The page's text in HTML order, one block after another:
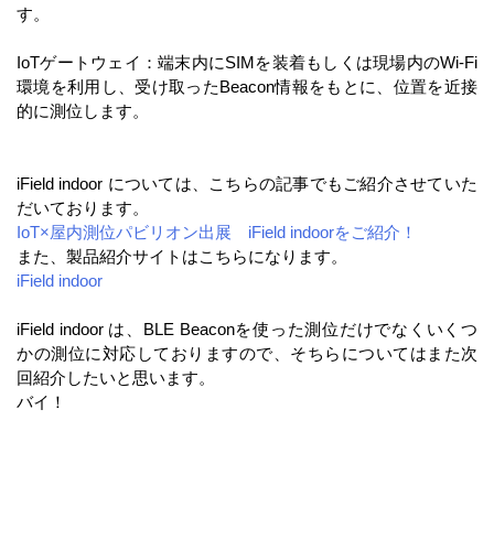
す。
IoTゲートウェイ：端末内にSIMを装着もしくは現場内のWi-Fi
環境を利用し、受け取ったBeacon情報をもとに、位置を近接
的に測位します。
iField indoor については、こちらの記事でもご紹介させていた
だいております。
IoT×屋内測位パビリオン出展 iField indoorをご紹介！
また、製品紹介サイトはこちらになります。
iField indoor
iField indoor は、BLE Beaconを使った測位だけでなくいくつ
かの測位に対応しておりますので、そちらについてはまた次
回紹介したいと思います。
バイ！